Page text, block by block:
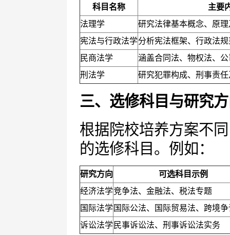
科目名称
主要
法理学
研究法律基本概念、原
宪法与行政法学分析宪法框架、行政法
民商法学
涵盖合同法、物权法、
刑法学
研究犯罪构成、刑事责
三、选修科目与研究
根据院校培养方案不
的选修科目。例如：
研究方向
可选科目示例
经济法学竞争法、金融法、税法专题
国际法学 国际公法、国际贸易法、跨境
诉讼法学 民事诉讼法、刑事诉讼法实务